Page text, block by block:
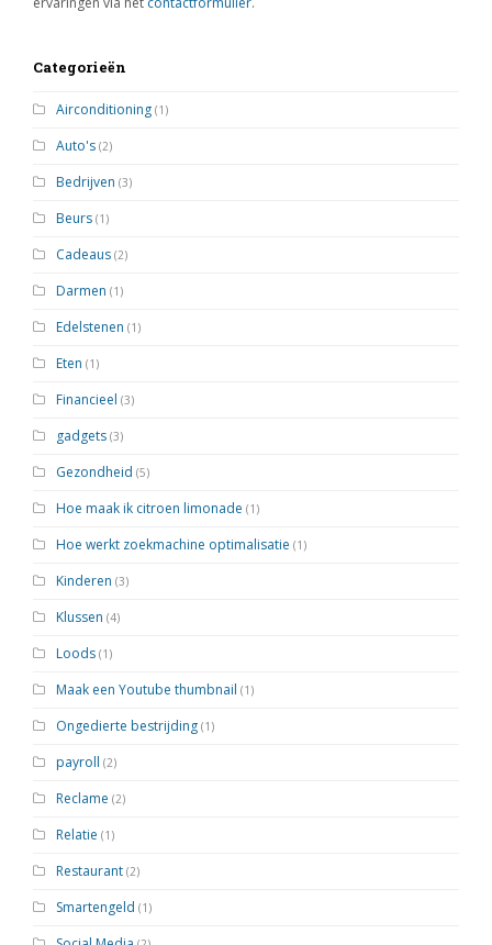
Categorieën
Airconditioning (1)
Auto's (2)
Bedrijven (3)
Beurs (1)
Cadeaus (2)
Darmen (1)
Edelstenen (1)
Eten (1)
Financieel (3)
gadgets (3)
Gezondheid (5)
Hoe maak ik citroen limonade (1)
Hoe werkt zoekmachine optimalisatie (1)
Kinderen (3)
Klussen (4)
Loods (1)
Maak een Youtube thumbnail (1)
Ongedierte bestrijding (1)
payroll (2)
Reclame (2)
Relatie (1)
Restaurant (2)
Smartengeld (1)